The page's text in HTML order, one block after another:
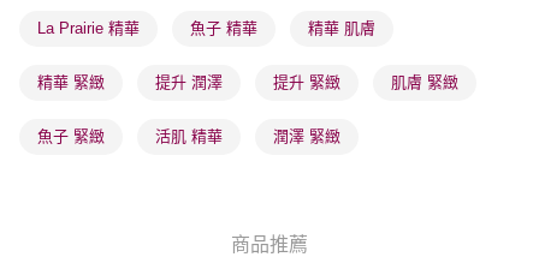
物流公司進行物流配送
La Prairie 精華 魚子 精華 精華 肌膚
精華 緊緻 提升 潤澤 提升 緊緻 肌膚 緊緻
魚子 緊緻 活肌 精華 潤澤 緊緻
商品推薦